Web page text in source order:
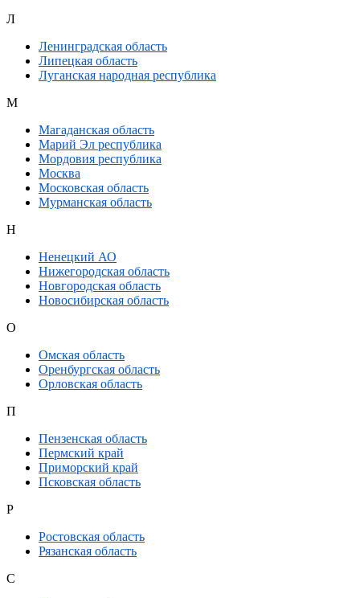
Л
Ленинградская область
Липецкая область
Луганская народная республика
М
Магаданская область
Марий Эл республика
Мордовия республика
Москва
Московская область
Мурманская область
Н
Ненецкий АО
Нижегородская область
Новгородская область
Новосибирская область
О
Омская область
Оренбургская область
Орловская область
П
Пензенская область
Пермский край
Приморский край
Псковская область
Р
Ростовская область
Рязанская область
С